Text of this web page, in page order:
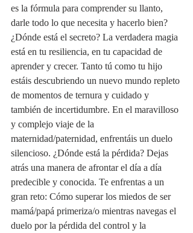
es la fórmula para comprender su llanto,
darle todo lo que necesita y hacerlo bien?
¿Dónde está el secreto? La verdadera magia
está en tu resiliencia, en tu capacidad de
aprender y crecer. Tanto tú como tu hijo
estáis descubriendo un nuevo mundo repleto
de momentos de ternura y cuidado y
también de incertidumbre. En el maravilloso
y complejo viaje de la
maternidad/paternidad, enfrentáis un duelo
silencioso. ¿Dónde está la pérdida? Dejas
atrás una manera de afrontar el día a día
predecible y conocida. Te enfrentas a un
gran reto: Cómo superar los miedos de ser
mamá/papá primeriza/o mientras navegas el
duelo por la pérdida del control y la